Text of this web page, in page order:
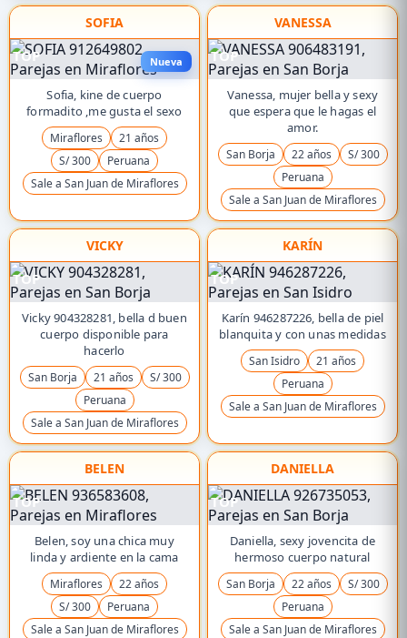
SOFIA
TOP Nueva
Sofia, kine de cuerpo
formadito ,me gusta el sexo
Miraflores
21 años
S/ 300
Peruana
Sale a San Juan de Miraflores
VANESSA
TOP
Vanessa, mujer bella y sexy
que espera que le hagas el
amor.
San Borja 22 años
S/ 300
Peruana
Sale a San Juan de Miraflores
VICKY
TOP
Vicky 904328281, bella d buen
cuerpo disponible para
hacerlo
San Borja 21 años
S/ 300
Peruana
Sale a San Juan de Miraflores
KARÍN
TOP
Karín 946287226, bella de piel
blanquita y con unas medidas
San Isidro
21 años
Peruana
Sale a San Juan de Miraflores
BELEN
TOP
Belen, soy una chica muy
linda y ardiente en la cama
Miraflores
22 años
S/ 300
Peruana
Sale a San Juan de Miraflores
DANIELLA
TOP
Daniella, sexy jovencita de
hermoso cuerpo natural
San Borja 22 años
S/ 300
Peruana
Sale a San Juan de Miraflores